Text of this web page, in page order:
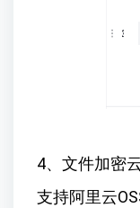
4、文件加密
支持阿里云